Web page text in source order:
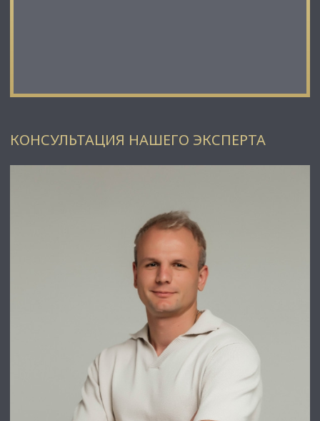
КОНСУЛЬТАЦИЯ НАШЕГО ЭКСПЕРТА
позвоните ☎, и мы обязательно подберем нужный объект
⭐ Добавьте объявление в Избранное, чтобы не потерять!